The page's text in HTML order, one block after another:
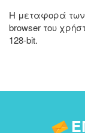
Η μεταφορά των
browser του
128-bit.